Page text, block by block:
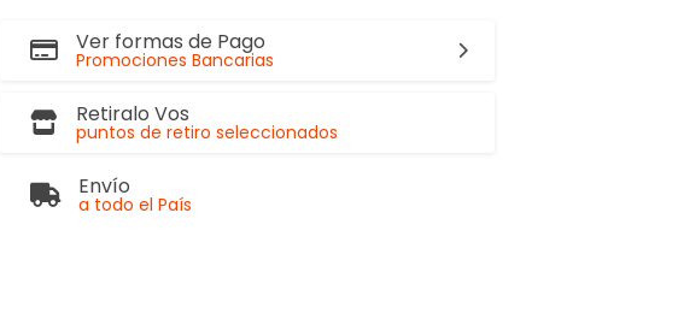
Ver formas de Pago
Promociones Bancarias
Retiralo Vos
puntos de retiro seleccionados
Envío
a todo el País